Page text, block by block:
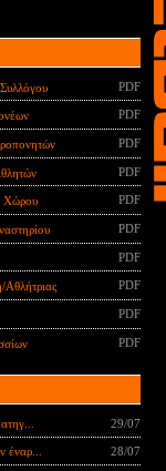
PDF
PDF
PDF
PDF
Χώρου PDF
PDF
PDF
PDF
PDF
PDF
29/07
έναρ... 28/07